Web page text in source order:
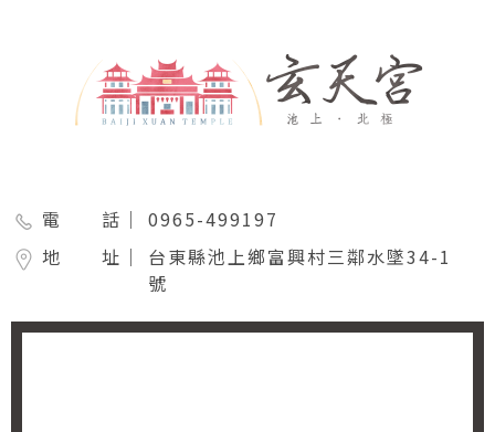
電 話｜
0965-499197
地 址｜
台東縣池上鄉富興村三鄰水墜34-1
號